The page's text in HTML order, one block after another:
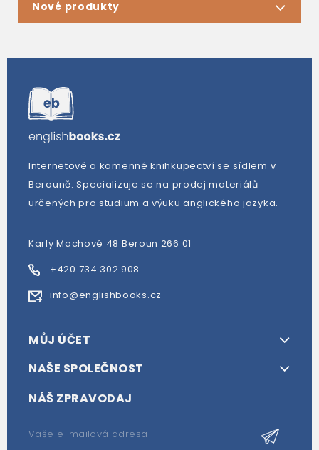
Nové produkty
Internetové a kamenné knihkupectví se sídlem v
Berouně. Specializuje se na prodej materiálů
určených pro studium a výuku anglického jazyka.
Karly Machové 48 Beroun 266 01
+420 734 302 908
info@englishbooks.cz
MŮJ ÚČET
NAŠE SPOLEČNOST
NÁŠ ZPRAVODAJ